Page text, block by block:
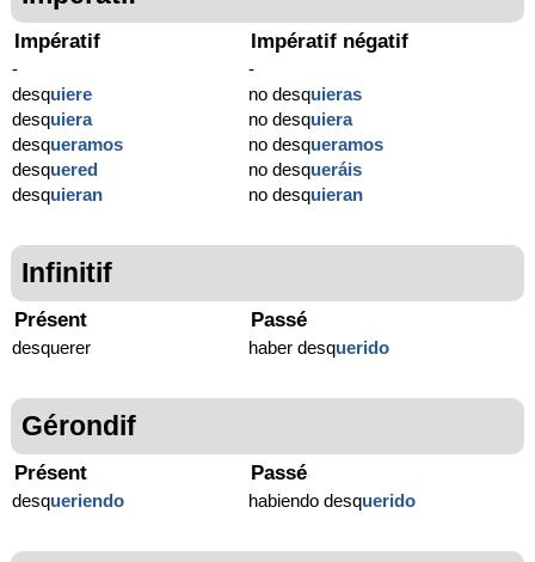
Impératif
-
desquiere
desquiera
desqueramos
desquered
desquieran
Impératif négatif
-
no desquieras
no desquiera
no desqueramos
no desqueráis
no desquieran
Infinitif
Présent
desquerer
Passé
haber desquerido
Gérondif
Présent
desqueriendo
Passé
habiendo desquerido